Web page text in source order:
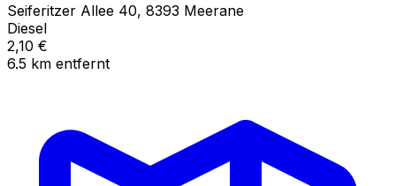
Seiferitzer Allee 40, 8393 Meerane
Diesel
2,10 €
6.5 km entfernt